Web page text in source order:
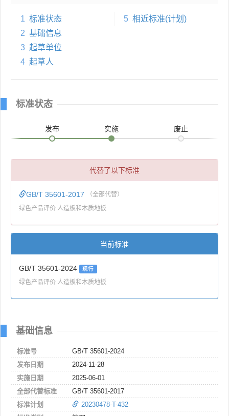
1 标准状态
2 基础信息
3 起草单位
4 起草人
5 相近标准(计划)
标准状态
发布 实施 废止
代替了以下标准
GB/T 35601-2017 （全部代替）
绿色产品评价 人造板和木质地板
当前标准
GB/T 35601-2024 现行
绿色产品评价 人造板和木质地板
基础信息
标准号
GB/T 35601-2024
发布日期
2024-11-28
实施日期
2025-06-01
全部代替标准
GB/T 35601-2017
标准计划
20230478-T-432